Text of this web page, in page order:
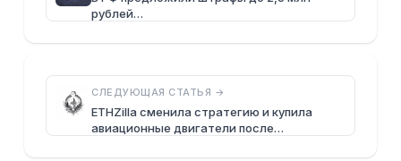
рублей…
СЛЕДУЮЩАЯ СТАТЬЯ →
ETHZilla сменила стратегию и купила
авиационные двигатели после…